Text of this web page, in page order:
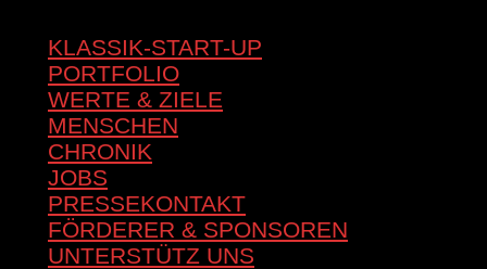
KLASSIK-START-UP
PORTFOLIO
WERTE & ZIELE
MENSCHEN
CHRONIK
JOBS
PRESSEKONTAKT
FÖRDERER & SPONSOREN
UNTERSTÜTZ UNS